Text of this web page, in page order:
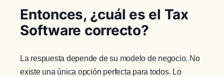
Entonces, ¿cuál es el Tax
Software correcto?
La respuesta depende de su modelo de negocio. No
existe una única opción perfecta para todos. Lo